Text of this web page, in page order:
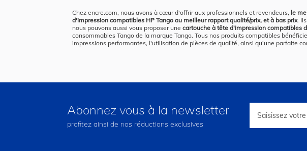
Chez encre.com, nous avons à cœur d'offrir aux professionnels et revendeurs, le
d'impression compatibles HP Tango au meilleur rapport qualité/prix, et à bas prix.
nous pouvons aussi vous proposer une cartouche à tête d'impression compatibles
consommables Tango de la marque Tango. Tous nos produits compatibles
impressions performantes, l'utilisation de pièces de qualité, ainsi qu'une parfaite
Abonnez vous à la newsletter
profitez ainsi de nos réductions exclusives
lettre